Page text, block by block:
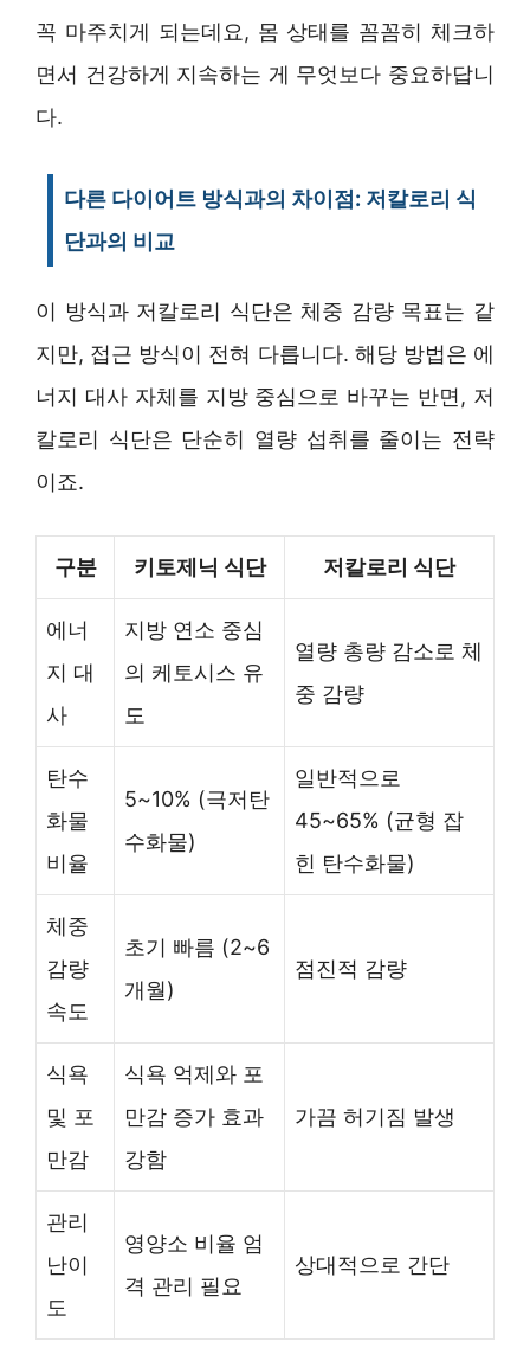
꼭 마주치게 되는데요, 몸 상태를 꼼꼼히 체크하
면서 건강하게 지속하는 게 무엇보다 중요하답니
다.
다른 다이어트 방식과의 차이점: 저칼로리 식
단과의 비교
이 방식과 저칼로리 식단은 체중 감량 목표는 같
지만, 접근 방식이 전혀 다릅니다. 해당 방법은 에
너지 대사 자체를 지방 중심으로 바꾸는 반면, 저
칼로리 식단은 단순히 열량 섭취를 줄이는 전략
이죠.
구분 키토제닉 식단 저칼로리 식단
에너
지 대
사
지방 연소 중심
의 케토시스 유
도
열량 총량 감소로 체
중 감량
탄수
화물
비율
5~10% (극저탄
수화물)
일반적으로
45~65% (균형 잡
힌 탄수화물)
체중
감량
속도
초기 빠름 (2~6
개월)
점진적 감량
식욕
및 포
만감
식욕 억제와 포
만감 증가 효과
강함
가끔 허기짐 발생
관리
난이
도
영양소 비율 엄
격 관리 필요
상대적으로 간단